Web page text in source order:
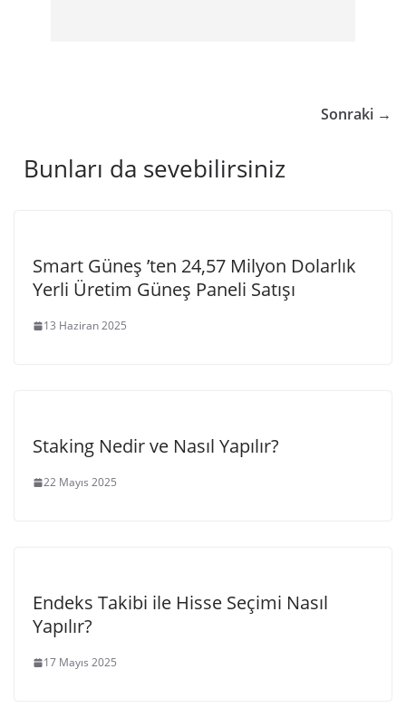
Sonraki →
Bunları da sevebilirsiniz
Smart Güneş ’ten 24,57 Milyon Dolarlık
Yerli Üretim Güneş Paneli Satışı
13 Haziran 2025
Staking Nedir ve Nasıl Yapılır?
22 Mayıs 2025
Endeks Takibi ile Hisse Seçimi Nasıl
Yapılır?
17 Mayıs 2025